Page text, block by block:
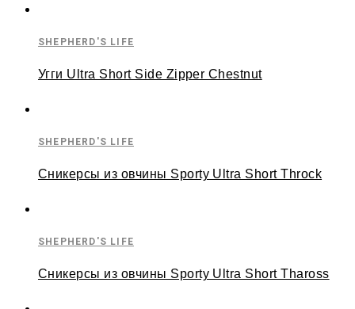
SHEPHERD'S LIFE
Угги Ultra Short Side Zipper Chestnut
SHEPHERD'S LIFE
Сникерсы из овчины Sporty Ultra Short Throck
SHEPHERD'S LIFE
Сникерсы из овчины Sporty Ultra Short Thaross